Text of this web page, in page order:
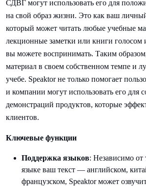
СДВГ могут использовать его для
на свой образ жизни. Это как ваш
который может читать любые учебные
лекционные заметки или книги голосом
вы можете воспринимать. Таким
материал в своем собственном темпе и
учебе. Speaktor не только помогает
и компании могут использовать его для
демонстраций продуктов, которые
клиентов.
Ключевые функции
Поддержка языков: Независимо от
языке ваш текст — английском,
французском, Speaktor может